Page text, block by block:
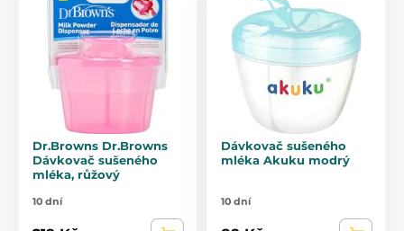
Dr.Browns Dr.Browns
Dávkovač sušeného
mléka, růžový
10 dní
Dávkovač sušeného
mléka Akuku modrý
10 dní